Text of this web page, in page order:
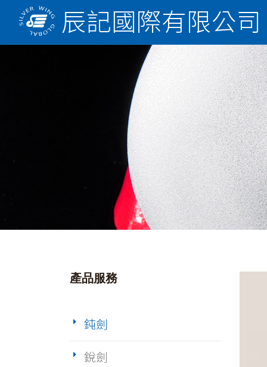
辰記國際有限公司
產品服務
鈍劍
銳劍